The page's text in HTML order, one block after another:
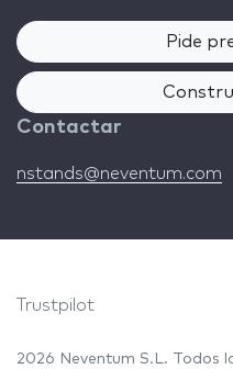
Pide
Contactar
nstands@neventum.com
Trustpilot
2026 Neventum S.L. Todos